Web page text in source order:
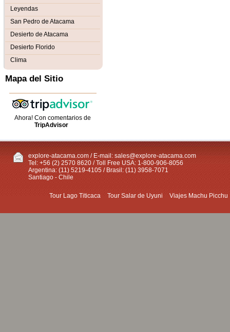
Leyendas
San Pedro de Atacama
Desierto de Atacama
Desierto Florido
Clima
Mapa del Sitio
Ahora! Con comentarios de
TripAdvisor
explore-atacama.com / E-mail: sales@explore-atacama.com
Tel: +56 (2) 2570 8620 / Toll Free USA: 1-800-906-8056
Argentina: (11) 5219-4105 / Brasil: (11) 3958-7071
Santiago - Chile
Tour Lago Titicaca Tour Salar de Uyuni Viajes Machu Picchu